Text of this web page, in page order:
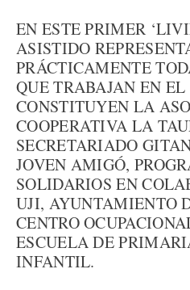
EN ESTE PRIMER
ASISTIDO
PRÁCTICAMENTE
QUE TRABAJAN EN
CONSTITUYEN LA
COOPERATIVA LA
SECRETARIADO
JOVEN AMIGÓ,
SOLIDARIOS EN
UJI, AYUNTAMIENTO
CENTRO
ESCUELA DE
INFANTIL.